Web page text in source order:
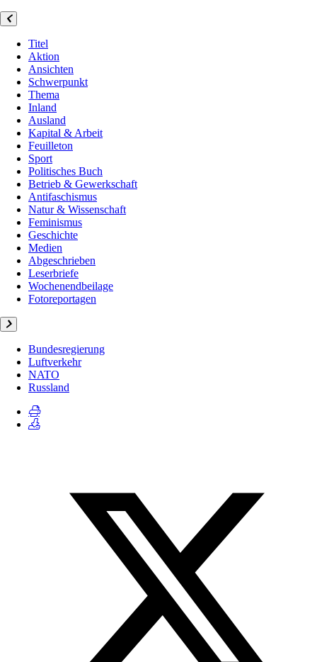
Titel
Aktion
Ansichten
Schwerpunkt
Thema
Inland
Ausland
Kapital & Arbeit
Feuilleton
Sport
Politisches Buch
Betrieb & Gewerkschaft
Antifaschismus
Natur & Wissenschaft
Feminismus
Geschichte
Medien
Abgeschrieben
Leserbriefe
Wochenendbeilage
Fotoreportagen
Bundesregierung
Luftverkehr
NATO
Russland